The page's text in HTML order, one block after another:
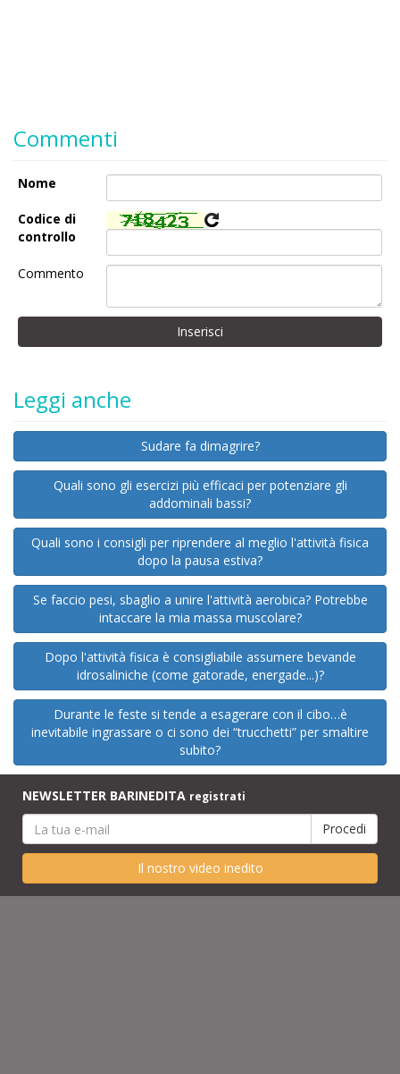
Commenti
Nome
Codice di
controllo
Commento
Leggi anche
Sudare fa dimagrire?
Quali sono gli esercizi più efficaci per potenziare gli
addominali bassi?
Quali sono i consigli per riprendere al meglio l'attività fisica
dopo la pausa estiva?
Se faccio pesi, sbaglio a unire l'attività aerobica? Potrebbe
intaccare la mia massa muscolare?
Dopo l'attività fisica è consigliabile assumere bevande
idrosaliniche (come gatorade, energade...)?
Durante le feste si tende a esagerare con il cibo…è
inevitabile ingrassare o ci sono dei “trucchetti” per smaltire
subito?
NEWSLETTER BARINEDITA registrati
Il nostro video inedito